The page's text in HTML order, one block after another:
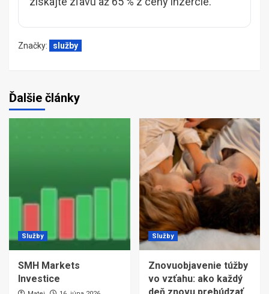
Značky: služby
Ďalšie články
Služby
SMH Markets
Investice
Služby
Znovuobjavenie túžby
vo vzťahu: ako každý